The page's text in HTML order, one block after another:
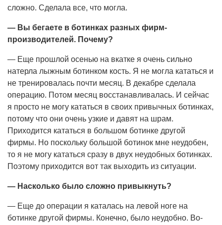
сложно. Сделала все, что могла.
— Вы бегаете в ботинках разных фирм-
производителей. Почему?
— Еще прошлой осенью на вкатке я очень сильно
натерла лыжным ботинком кость. Я не могла кататься и
не тренировалась почти месяц. В декабре сделала
операцию. Потом месяц восстанавливалась. И сейчас
я просто не могу кататься в своих привычных ботинках,
потому что они очень узкие и давят на шрам.
Приходится кататься в большом ботинке другой
фирмы. Но поскольку большой ботинок мне неудобен,
то я не могу кататься сразу в двух неудобных ботинках.
Поэтому приходится вот так выходить из ситуации.
— Насколько было сложно привыкнуть?
— Еще до операции я каталась на левой ноге на
ботинке другой фирмы. Конечно, было неудобно. Во-